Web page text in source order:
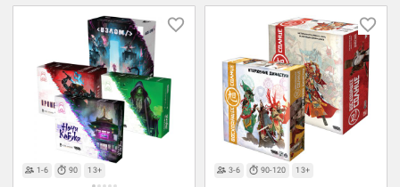
1-6 90 13+ 3-6 90-120 13+